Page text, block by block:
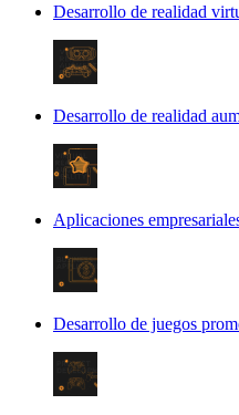
Desarrollo de realidad
Desarrollo de realidad
Aplicaciones
Desarrollo de juegos